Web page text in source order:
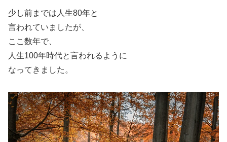
少し前までは人生80年と
言われていましたが、
ここ数年で、
人生100年時代と言われるように
なってきました。